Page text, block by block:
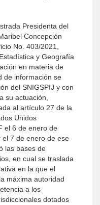
Presidenta del
Concepción
No. 403/2021,
y Geografía
en materia de
de información se
del SNIGSPIJ y con
su actuación,
al artículo 27 de la
Unidos
el 6 de enero de
7 de enero de ese
las bases de
en cual se traslada
en la que el
máxima autoridad
a los
dotados